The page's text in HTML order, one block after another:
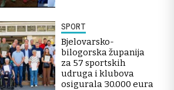
SPORT
Bjelovarsko-
bilogorska županija
za 57 sportskih
udruga i klubova
osigurala 30.000 eura